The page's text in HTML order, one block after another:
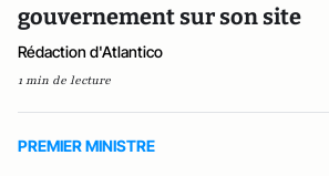
gouvernement sur son site
Rédaction d'Atlantico
1 min de lecture
PREMIER MINISTRE